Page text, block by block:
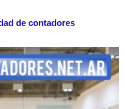
de contadores